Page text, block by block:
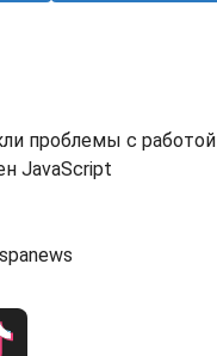
проблемы с работой
JavaScript